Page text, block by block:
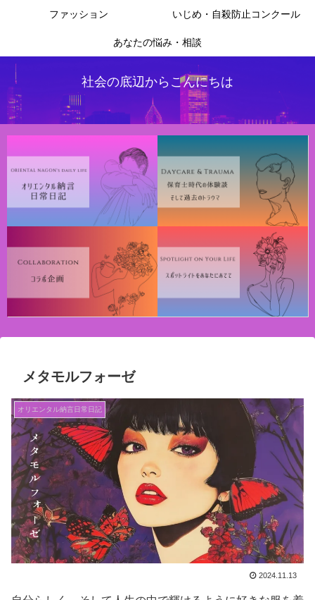
社会の底辺からこんにちは
ファッション いじめ・自殺防止コンクール
あなたの悩み・相談
メタモルフォーゼ
オリエンタル納言日常日記
2024.11.13